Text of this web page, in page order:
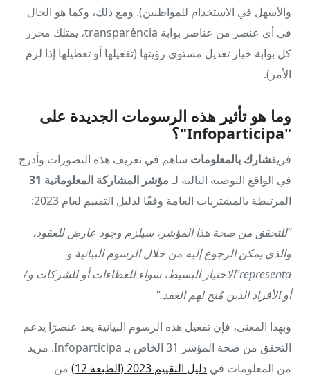
والأسهل في الاستخدام للمواطنين). ومع ذلك، وكما هو الحال
في أي عنصر من عناصر بوابة transparència، يمتلك محرر
كل بوابة خيار تعديل مستوى رؤيتها (تفعيلها أو تعطيلها إذا لزم
الأمر).
وما هو تأثير هذه الرسومات الجديدة على
"Infoparticipa"؟
فريقشارك بالمعلومات ساهم في تعريف هذه التصورات وأدرج
في الواقع التوصية التالية لـمؤشر المشاركة المعلوماتية 31
المرتبطة بالمشتريات العامة وفقًا لدليل التقييم لعام 2023:
"للتحقق من صحة هذا المؤشر، سيلزم وجود عارض للعقود،
والذي يمكن الرجوع إليه من خلال الرسوم البيانية و
representa"الاختيار البسيط، سواء للعطاءات أو للشركات و/
أو الأفراد الذين مُنح لهم العقد."
وبهذا المعنى، فإن تفعيل هذه الرسوم البيانية يعد عنصرًا يدعم
التحقق من صحة المؤشر 31 الخاص بـ Infoparticipa. مزيد
من المعلومات في دليل التقييم 2023 (الطبعة 12)
من